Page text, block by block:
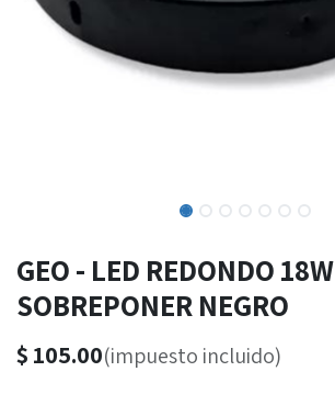
GEO - LED REDONDO 18W
SOBREPONER NEGRO
$ 105.00(impuesto incluido)